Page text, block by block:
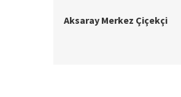
Aksaray Merkez Çiçekçi